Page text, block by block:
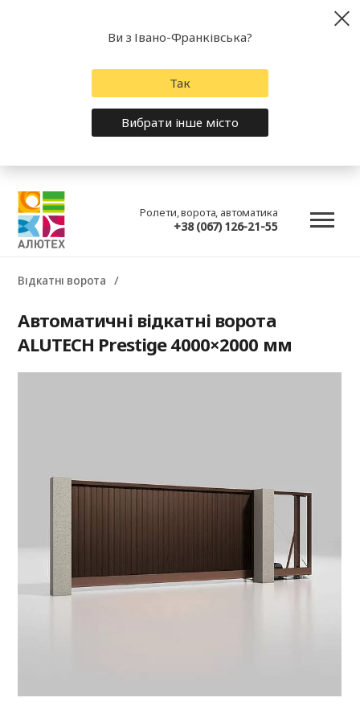
Ролети, ворота, автоматика
+38 (067) 126-21-55
Відкатні ворота
Автоматичні відкатні ворота
ALUTECH Prestige 4000×2000 мм
Ви з Івано-Франківська?
Так
Вибрати інше місто